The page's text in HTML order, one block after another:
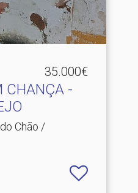
35.000€
CHANÇA -
Chão /